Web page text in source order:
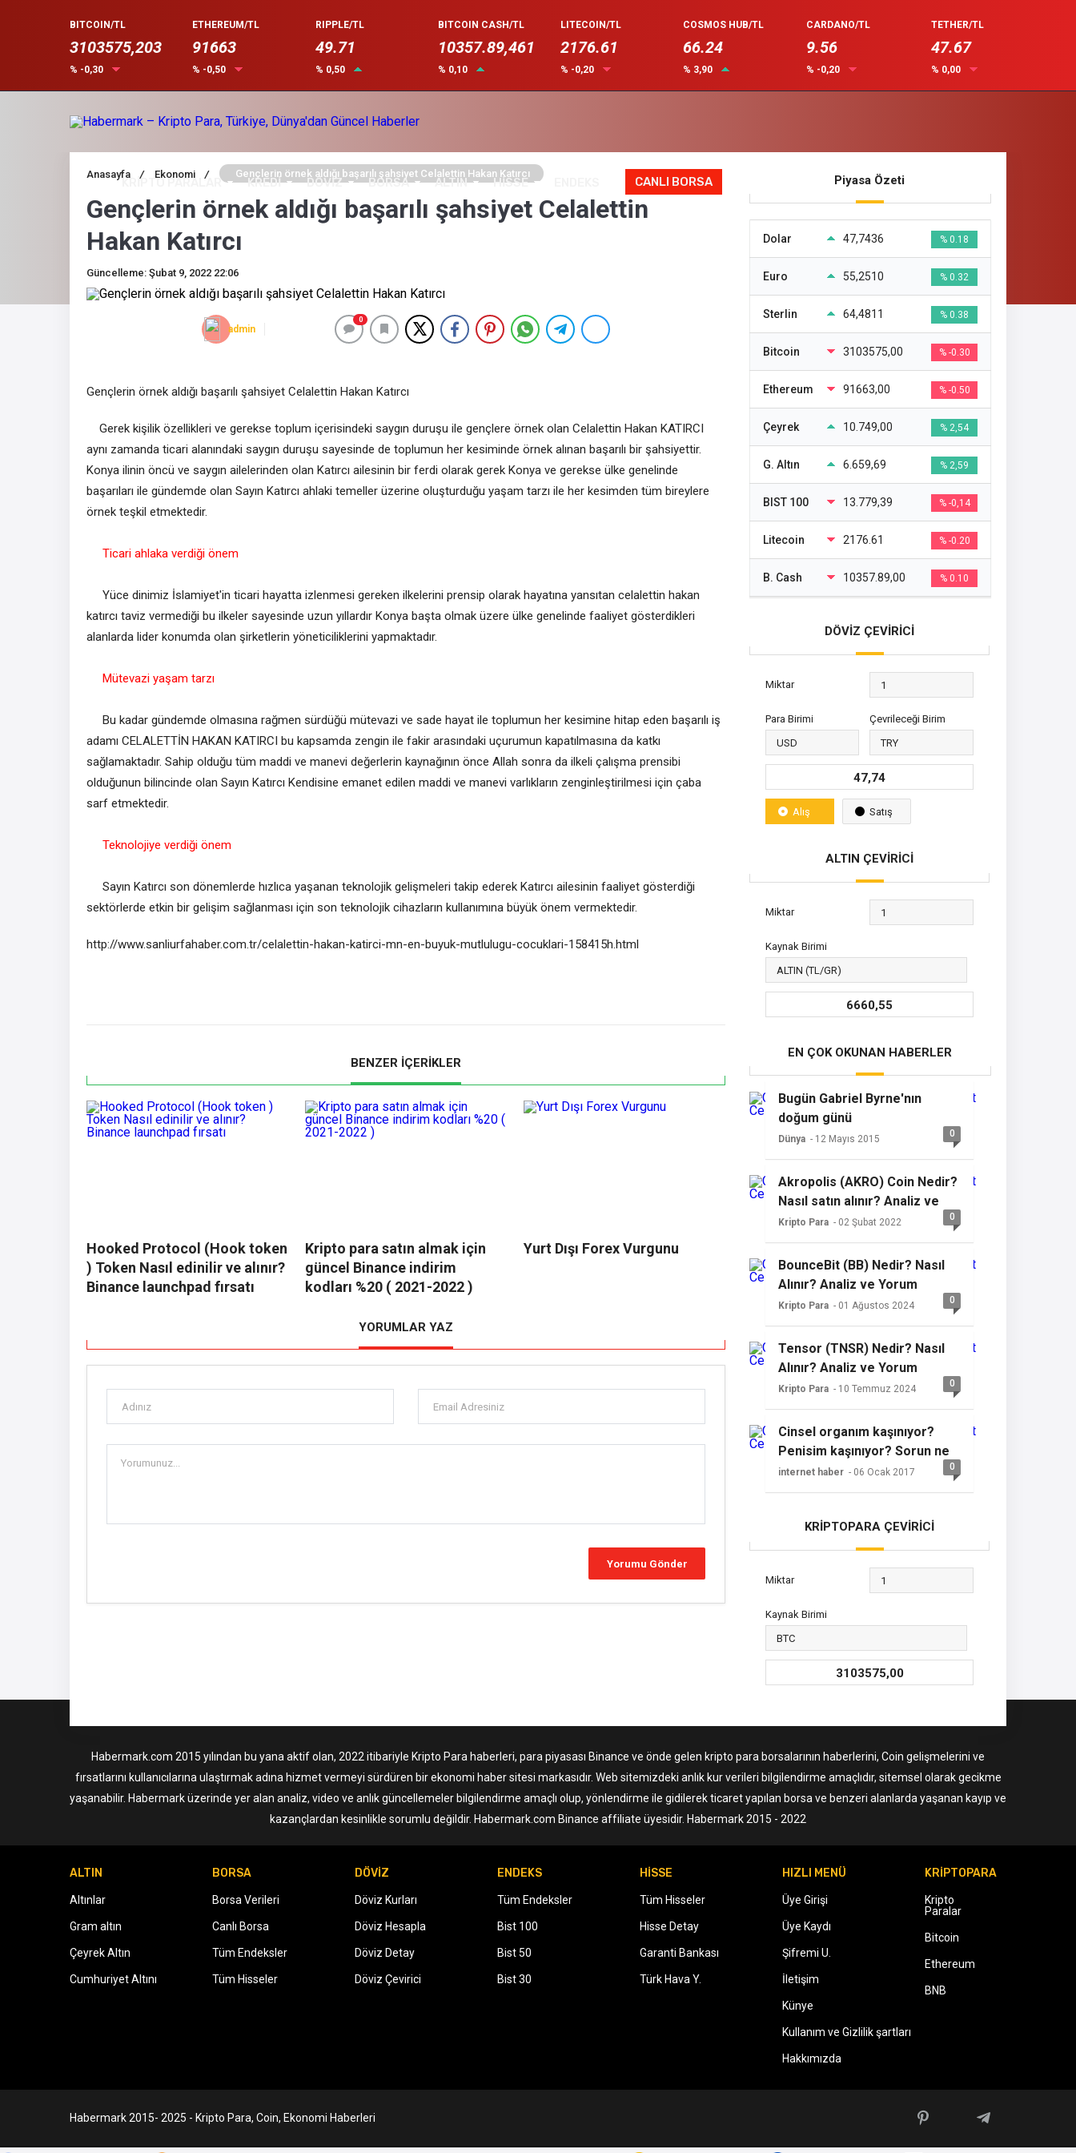
BITCOIN/TL
3103575,203
% -0,30
ETHEREUM/TL
91663
% -0,50
RIPPLE/TL
49.71
% 0,50
BITCOIN CASH/TL
10357.89,461
% 0,10
LITECOIN/TL
2176.61
% -0,20
COSMOS HUB/TL
66.24
% 3,90
CARDANO/TL
9.56
% -0,20
TETHER/TL
47.67
% 0,00
KRİPTO PARALAR KREDİ DÖVİZ BORSA ALTIN HİSSE CANLI BORSA
Anasayfa / Ekonomi / Gençlerin örnek aldığı başarılı şahsiyet Celalettin Hakan Katırcı
Gençlerin örnek aldığı başarılı şahsiyet Celalettin
Hakan Katırcı
Güncelleme: Şubat 9, 2022 22:06
admin
0
Gençlerin örnek aldığı başarılı şahsiyet Celalettin Hakan Katırcı
Gerek kişilik özellikleri ve gerekse toplum içerisindeki saygın duruşu ile gençlere örnek olan Celalettin Hakan KATIRCI
aynı zamanda ticari alanındaki saygın duruşu sayesinde de toplumun her kesiminde örnek alınan başarılı bir şahsiyettir.
Konya ilinin öncü ve saygın ailelerinden olan Katırcı ailesinin bir ferdi olarak gerek Konya ve gerekse ülke genelinde
başarıları ile gündemde olan Sayın Katırcı ahlaki temeller üzerine oluşturduğu yaşam tarzı ile her kesimden tüm bireylere
örnek teşkil etmektedir.
Ticari ahlaka verdiği önem
Yüce dinimiz İslamiyet'in ticari hayatta izlenmesi gereken ilkelerini prensip olarak hayatına yansıtan celalettin hakan
katırcı taviz vermediği bu ilkeler sayesinde uzun yıllardır Konya başta olmak üzere ülke genelinde faaliyet gösterdikleri
alanlarda lider konumda olan şirketlerin yöneticiliklerini yapmaktadır.
Mütevazi yaşam tarzı
Bu kadar gündemde olmasına rağmen sürdüğü mütevazi ve sade hayat ile toplumun her kesimine hitap eden başarılı iş
adamı CELALETTİN HAKAN KATIRCI bu kapsamda zengin ile fakir arasındaki uçurumun kapatılmasına da katkı
sağlamaktadır. Sahip olduğu tüm maddi ve manevi değerlerin kaynağının önce Allah sonra da ilkeli çalışma prensibi
olduğunun bilincinde olan Sayın Katırcı Kendisine emanet edilen maddi ve manevi varlıkların zenginleştirilmesi için çaba
sarf etmektedir.
Teknolojiye verdiği önem
Sayın Katırcı son dönemlerde hızlıca yaşanan teknolojik gelişmeleri takip ederek Katırcı ailesinin faaliyet gösterdiği
sektörlerde etkin bir gelişim sağlanması için son teknolojik cihazların kullanımına büyük önem vermektedir.
http://www.sanliurfahaber.com.tr/celalettin-hakan-katirci-mn-en-buyuk-mutlulugu-cocuklari-158415h.html
BENZER İÇERİKLER
Hooked Protocol (Hook token
) Token Nasıl edinilir ve alınır?
Binance launchpad fırsatı
Kripto para satın almak için
güncel Binance indirim
kodları %20 ( 2021-2022 )
Yurt Dışı Forex Vurgunu
YORUMLAR YAZ
Piyasa Özeti
Dolar 47,7436 % 0.18
Euro 55,2510 % 0.32
Sterlin 64,4811 % 0.38
Bitcoin 3103575,00 % -0.30
Ethereum 91663,00 % -0.50
Çeyrek 10.749,00 % 2,54
G. Altın 6.659,69 % 2,59
BIST 100 13.779,39 % -0,14
Litecoin 2176.61 % -0.20
B. Cash 10357.89,00 % 0.10
DÖVİZ ÇEVİRİCİ
Miktar
Para Birimi Çevrileceği Birim
47,74
Alış Satış
ALTIN ÇEVİRİCİ
Miktar
Kaynak Birimi
6660,55
EN ÇOK OKUNAN HABERLER
Bugün Gabriel Byrne'nın
doğum günü
Dünya - 12 Mayıs 2015 0
Akropolis (AKRO) Coin Nedir?
Nasıl satın alınır? Analiz ve
yorum
Kripto Para - 02 Şubat 2022 0
BounceBit (BB) Nedir? Nasıl
Alınır? Analiz ve Yorum
Kripto Para - 01 Ağustos 2024 0
Tensor (TNSR) Nedir? Nasıl
Alınır? Analiz ve Yorum
Kripto Para - 10 Temmuz 2024 0
Cinsel organım kaşınıyor?
Penisim kaşınıyor? Sorun ne
olabilir?
internet haber - 06 Ocak 2017 0
KRİPTOPARA ÇEVİRİCİ
Miktar
Kaynak Birimi
3103575,00
Habermark.com 2015 yılından bu yana aktif olan, 2022 itibariyle Kripto Para haberleri, para piyasası Binance ve önde gelen kripto para borsalarının haberlerini, Coin gelişmelerini ve
fırsatlarını kullanıcılarına ulaştırmak adına hizmet vermeyi sürdüren bir ekonomi haber sitesi markasıdır. Web sitemizdeki anlık kur verileri bilgilendirme amaçlıdır, sitemsel olarak gecikme
yaşanabilir. Habermark üzerinde yer alan analiz, video ve anlık güncellemeler bilgilendirme amaçlı olup, yönlendirme ile gidilerek ticaret yapılan borsa ve benzeri alanlarda yaşanan kayıp ve
kazançlardan kesinlikle sorumlu değildir. Habermark.com Binance affiliate üyesidir. Habermark 2015 - 2022
ALTIN
Altınlar
Gram altın
Çeyrek Altın
Cumhuriyet Altını
BORSA
Borsa Verileri
Canlı Borsa
Tüm Endeksler
Tüm Hisseler
DÖVİZ
Döviz Kurları
Döviz Hesapla
Döviz Detay
Döviz Çevirici
ENDEKS
Tüm Endeksler
Bist 100
Bist 50
Bist 30
HİSSE
Tüm Hisseler
Hisse Detay
Garanti Bankası
Türk Hava Y.
HIZLI MENÜ
Üye Girişi
Üye Kaydı
Şifremi U.
İletişim
Künye
Kullanım ve Gizlilik şartları
Hakkımızda
KRİPTOPARA
Kripto
Paralar
Bitcoin
Ethereum
BNB
Habermark 2015- 2025 - Kripto Para, Coin, Ekonomi Haberleri